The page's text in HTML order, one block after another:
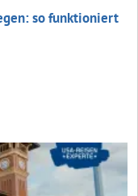
so funktioniert